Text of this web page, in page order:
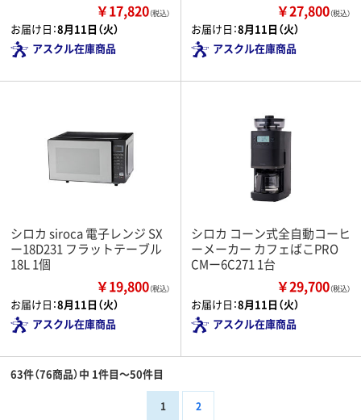
￥17,820（税込）
お届け日：8月11日（火）
アスクル在庫商品
￥27,800（税込）
お届け日：8月11日（火）
アスクル在庫商品
シロカ siroca 電子レンジ SX
ー18D231 フラットテーブル
18L 1個
￥19,800（税込）
お届け日：8月11日（火）
アスクル在庫商品
シロカ コーン式全自動コーヒ
ーメーカー カフェばこPRO
CMー6C271 1台
￥29,700（税込）
お届け日：8月11日（火）
アスクル在庫商品
63件（76商品）中 1件目～50件目
1 2